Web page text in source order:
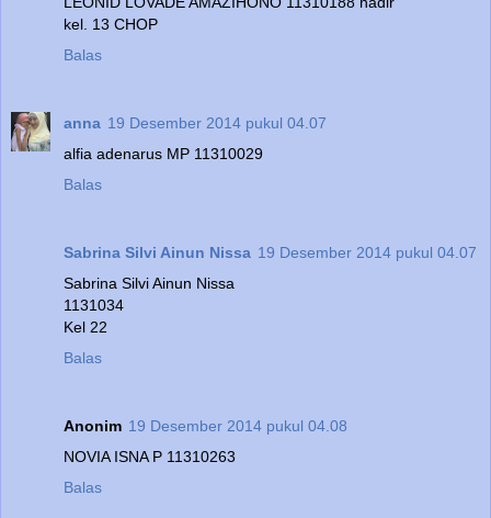
kel. 13 CHOP
Balas
anna 19 Desember 2014 pukul 04.07
alfia adenarus MP 11310029
Balas
Sabrina Silvi Ainun Nissa 19 Desember 2014 pukul 04.07
Sabrina Silvi Ainun Nissa
1131034
Kel 22
Balas
Anonim 19 Desember 2014 pukul 04.08
NOVIA ISNA P 11310263
Balas